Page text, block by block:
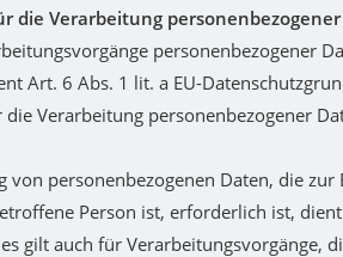
die Verarbeitung
personenbezogener
Art. 6 Abs. 1 lit. a EU-
die Verarbeitung personenbezogener
von personenbezogenen Daten, die zur
Person ist, erforderlich ist,
gilt auch für Verarbeitungsvorgänge,